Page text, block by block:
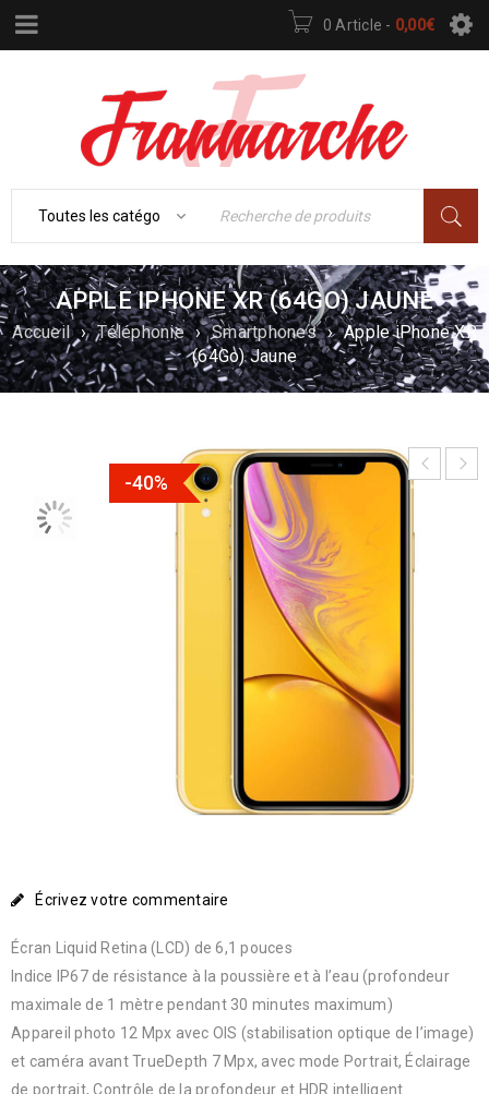
0 Article - 0,00€
APPLE IPHONE XR (64GO) JAUNE
Accueil › Téléphonie › Smartphones › Apple iPhone XR
(64Go) Jaune
-40%
Écrivez votre commentaire
Écran Liquid Retina (LCD) de 6,1 pouces
Indice IP67 de résistance à la poussière et à l’eau (profondeur
maximale de 1 mètre pendant 30 minutes maximum)
Appareil photo 12 Mpx avec OIS (stabilisation optique de l’image)
et caméra avant TrueDepth 7 Mpx, avec mode Portrait, Éclairage
de portrait, Contrôle de la profondeur et HDR intelligent